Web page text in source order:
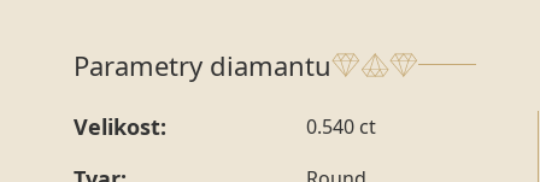
Parametry diamantu
Velikost: 0.540 ct